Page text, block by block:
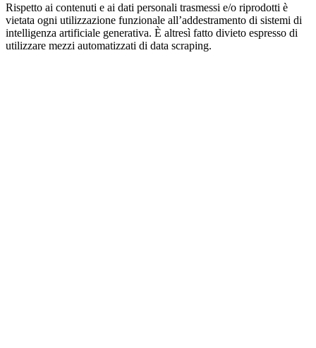
Rispetto ai contenuti e ai dati personali trasmessi e/o riprodotti è
vietata ogni utilizzazione funzionale all’addestramento di sistemi di
intelligenza artificiale generativa. È altresì fatto divieto espresso di
utilizzare mezzi automatizzati di data scraping.